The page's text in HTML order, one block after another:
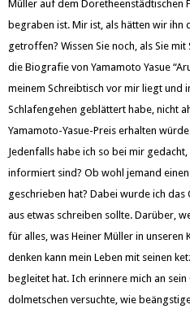
Müller auf dem Doretheenstädtischen
begraben ist. Mir ist, als hätten wir ihn
getroffen? Wissen Sie noch, als Sie
die Biografie von Yamamoto Yasue
meinem Schreibtisch vor mir liegt und
Schlafengehen geblättert habe, nicht
Yamamoto-Yasue-Preis erhalten
Jedenfalls habe ich so bei mir
informiert sind? Ob wohl jemand
geschrieben hat? Dabei wurde ich das
aus etwas schreiben sollte. Darüber,
für alles, was Heiner Müller in unseren
denken kann mein Leben mit seinen
begleitet hat. Ich erinnere mich an
dolmetschen versuchte, wie